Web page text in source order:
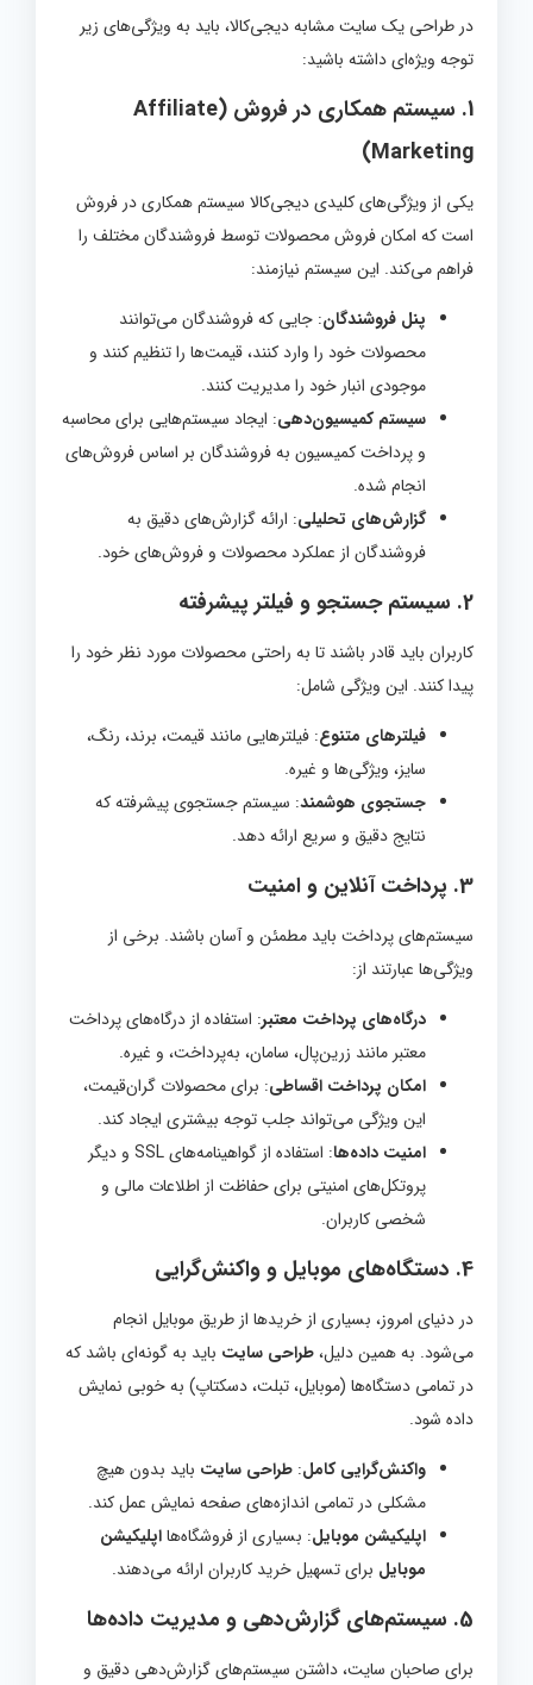
در طراحی یک سایت مشابه دیجی‌کالا، باید به ویژگی‌های زیر
توجه ویژه‌ای داشته باشید:
1. سیستم همکاری در فروش (Affiliate
Marketing)
یکی از ویژگی‌های کلیدی دیجی‌کالا سیستم همکاری در فروش
است که امکان فروش محصولات توسط فروشندگان مختلف را
فراهم می‌کند. این سیستم نیازمند:
پنل فروشندگان: جایی که فروشندگان می‌توانند
محصولات خود را وارد کنند، قیمت‌ها را تنظیم کنند و
موجودی انبار خود را مدیریت کنند.
سیستم کمیسیون‌دهی: ایجاد سیستم‌هایی برای محاسبه
و پرداخت کمیسیون به فروشندگان بر اساس فروش‌های
انجام شده.
گزارش‌های تحلیلی: ارائه گزارش‌های دقیق به
فروشندگان از عملکرد محصولات و فروش‌های خود.
2. سیستم جستجو و فیلتر پیشرفته
کاربران باید قادر باشند تا به راحتی محصولات مورد نظر خود را
پیدا کنند. این ویژگی شامل:
فیلترهای متنوع: فیلترهایی مانند قیمت، برند، رنگ،
سایز، ویژگی‌ها و غیره.
جستجوی هوشمند: سیستم جستجوی پیشرفته که
نتایج دقیق و سریع ارائه دهد.
3. پرداخت آنلاین و امنیت
سیستم‌های پرداخت باید مطمئن و آسان باشند. برخی از
ویژگی‌ها عبارتند از:
درگاه‌های پرداخت معتبر: استفاده از درگاه‌های پرداخت
معتبر مانند زرین‌پال، سامان، به‌پرداخت، و غیره.
امکان پرداخت اقساطی: برای محصولات گران‌قیمت،
این ویژگی می‌تواند جلب توجه بیشتری ایجاد کند.
امنیت داده‌ها
: استفاده از گواهینامه‌های SSL و دیگر
پروتکل‌های امنیتی برای حفاظت از اطلاعات مالی و
شخصی کاربران.
4. دستگاه‌های موبایل و واکنش‌گرایی
در دنیای امروز، بسیاری از خریدها از طریق موبایل انجام
می‌شود. به همین دلیل،طراحی سایت باید به گونه‌ای باشد که
در تمامی دستگاه‌ها (موبایل، تبلت، دسکتاپ) به خوبی نمایش
داده شود.
واکنش‌گرایی کامل: طراحی سایت باید بدون هیچ
مشکلی در تمامی اندازه‌های صفحه نمایش عمل کند.
اپلیکیشن موبایل: بسیاری از فروشگاه‌هااپلیکیشن
موبایل برای تسهیل خرید کاربران ارائه می‌دهند.
5. سیستم‌های گزارش‌دهی و مدیریت داده‌ها
برای صاحبان سایت، داشتن سیستم‌های گزارش‌دهی دقیق و